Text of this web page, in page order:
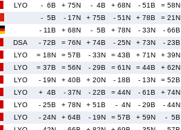
LYO - 6B + 75N - 4B + 68N - 51B = 58N
- 5B - 17N + 75B - 51N + 78B = 21N
- 11B + 68N - 5B + 78N - 33N - 66B
DSA - 72B = 76N + 74B - 25N + 73N - 23B
LYO = 18N = 57B - 33N = 43B + 71N + 39N
LYO = 37B = 56N - 29B = 61N = 44B + 62N
LYO - 19N + 40B + 20N - 18B - 13N = 52B
LYO + 4B - 37N - 22B = 44N - 61B + 74N
LYO - 25B + 78N + 51B - 4N - 29B - 44N
LYO - 24N + 64B - 19N = 57B + 59N - 5B